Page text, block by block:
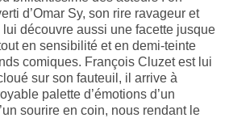
d’Omar Sy, son rire ravageur et
découvre aussi une facette jusque
en sensibilité et en demi-teinte
comiques. François Cluzet est lui
sur son fauteuil, il arrive à
palette d’émotions d’un
sourire en coin, nous rendant le